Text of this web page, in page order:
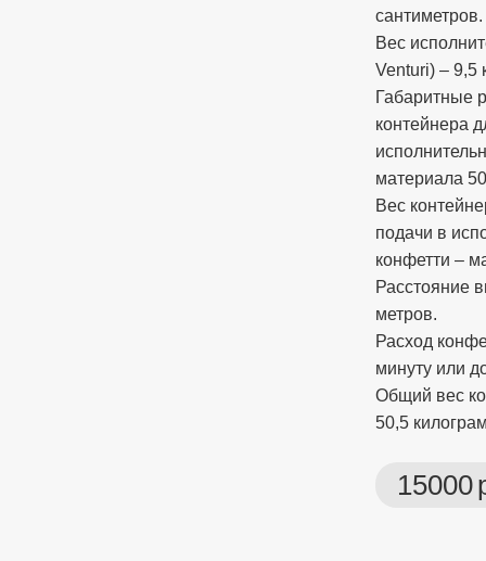
сантиметров.
Вес
Venturi) – 9,5
Габаритные
контейнера
материала
Вес
подачи в
конфетти –
Расстояние
метров.
Расход
минуту или
Общий вес
50,5
15000